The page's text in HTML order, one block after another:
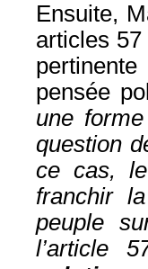
Ensuite,
articles
pensée
une
question
ce cas,
franchir
peuple
l’article